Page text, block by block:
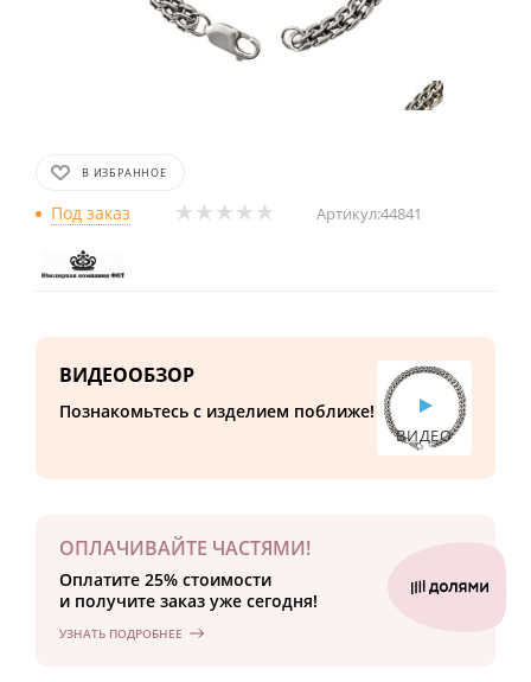
В ИЗБРАННОЕ
Под заказ Артикул:44841
ВИДЕООБЗОР
Познакомьтесь с изделием поближе!
ВИДЕО
ОПЛАЧИВАЙТЕ ЧАСТЯМИ!
Оплатите 25% стоимости
и получите заказ уже сегодня!
УЗНАТЬ ПОДРОБНЕЕ